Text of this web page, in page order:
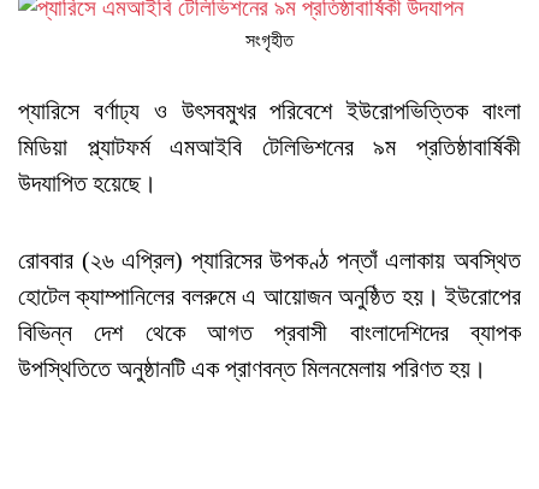
সংগৃহীত
প্যারিসে বর্ণাঢ্য ও উৎসবমুখর পরিবেশে ইউরোপভিত্তিক বাংলা
মিডিয়া প্ল্যাটফর্ম এমআইবি টেলিভিশনের ৯ম প্রতিষ্ঠাবার্ষিকী
উদযাপিত হয়েছে।
রোববার (২৬ এপ্রিল) প্যারিসের উপকণ্ঠ পন্তাঁ এলাকায় অবস্থিত
হোটেল ক্যাম্পানিলের বলরুমে এ আয়োজন অনুষ্ঠিত হয়। ইউরোপের
বিভিন্ন দেশ থেকে আগত প্রবাসী বাংলাদেশিদের ব্যাপক
উপস্থিতিতে অনুষ্ঠানটি এক প্রাণবন্ত মিলনমেলায় পরিণত হয়।